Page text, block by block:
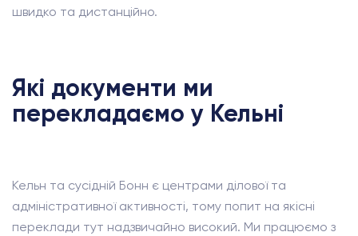
швидко та дистанційно.
Які документи ми
перекладаємо у Кельні
Кельн та сусідній Бонн є центрами ділової та
адміністративної активності, тому попит на якісні
переклади тут надзвичайно високий. Ми працюємо з